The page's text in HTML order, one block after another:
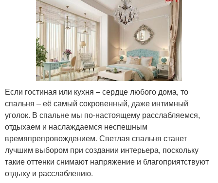
Если гостиная или кухня – сердце любого дома, то
спальня – её самый сокровенный, даже интимный
уголок. В спальне мы по-настоящему расслабляемся,
отдыхаем и наслаждаемся неспешным
времяпрепровождением. Светлая спальня станет
лучшим выбором при создании интерьера, поскольку
такие оттенки снимают напряжение и благоприятствуют
отдыху и расслаблению.